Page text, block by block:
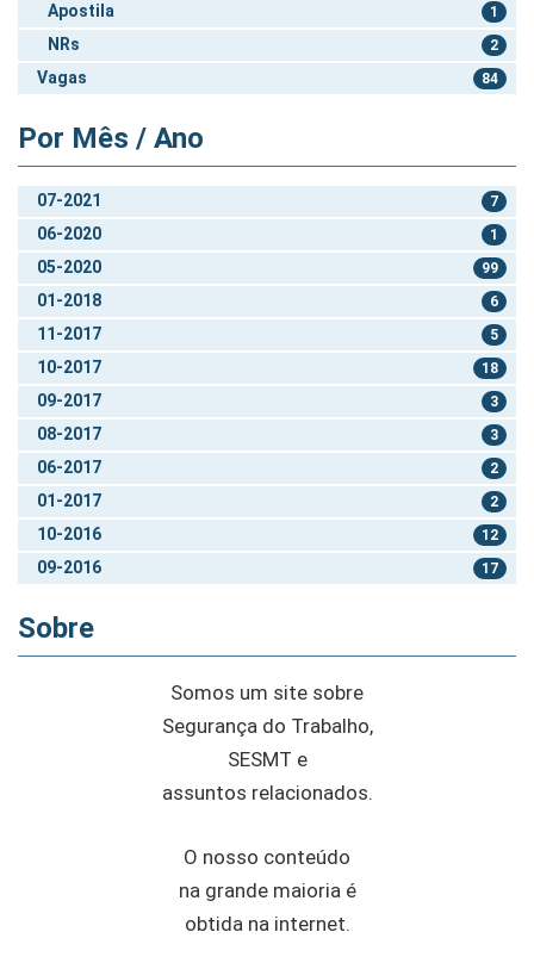
Apostila 1
NRs 2
Vagas 84
Por Mês / Ano
07-2021 7
06-2020 1
05-2020 99
01-2018 6
11-2017 5
10-2017 18
09-2017 3
08-2017 3
06-2017 2
01-2017 2
10-2016 12
09-2016 17
Sobre
Somos um site sobre
Segurança do Trabalho,
SESMT e
assuntos relacionados.
O nosso conteúdo
na grande maioria é
obtida na internet.